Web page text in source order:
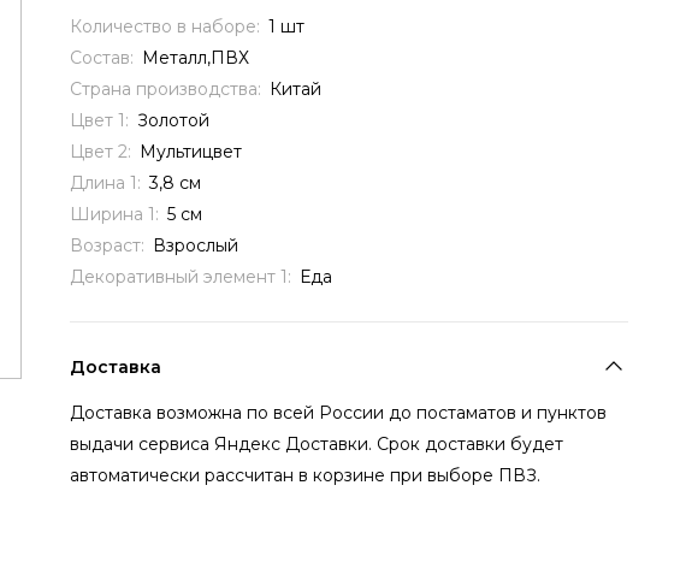
Количество в наборе: 1 шт
Состав: Металл,ПВХ
Страна производства: Китай
Цвет 1: Золотой
Цвет 2: Мультицвет
Длина 1: 3,8 см
Ширина 1: 5 см
Возраст: Взрослый
Декоративный элемент 1: Еда
Доставка
Доставка возможна по всей России до постаматов и пунктов
выдачи сервиса Яндекс Доставки. Срок доставки будет
автоматически рассчитан в корзине при выборе ПВЗ.